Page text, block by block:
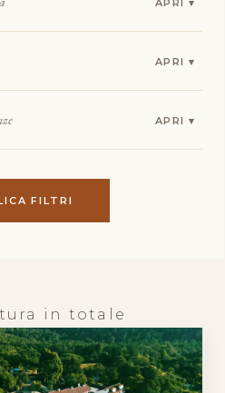
FILTRI
in totale